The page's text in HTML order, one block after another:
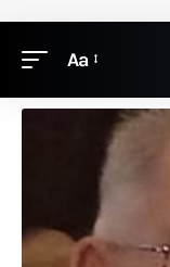
Aa